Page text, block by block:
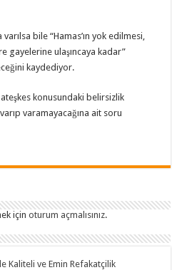
bile “Hamas’ın yok edilmesi,
gayelerine ulaşıncaya kadar”
kaydediyor.
ateşkes konusundaki belirsizlik
varamayacağına ait soru
içinoturum açmalısınız.
Kaliteli ve Emin Refakatçilik